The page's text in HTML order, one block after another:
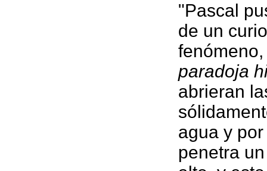
"Pascal
de un
paradoja
abrieran
agua y
penetra